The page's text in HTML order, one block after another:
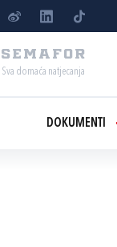
SEMAFOR
Sva domaća natjecanja
DOKUMENTI